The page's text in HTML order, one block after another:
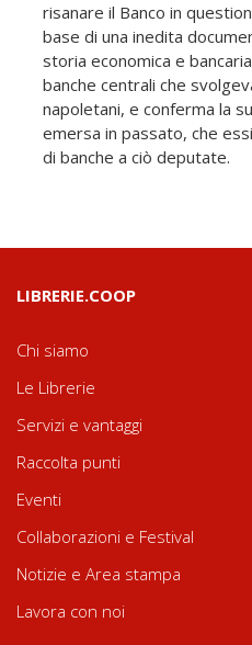
risanare il Banco in
base di una inedita
storia economica e
banche centrali che
napoletani, e conferma la
emersa in passato, che
di banche a ciò deputate.
LIBRERIE.COOP
Chi siamo
Le Librerie
Servizi e vantaggi
Raccolta punti
Eventi
Collaborazioni e Festival
Notizie e Area stampa
Lavora con noi